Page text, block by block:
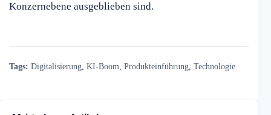
Konzernebene ausgeblieben sind.
Tags: Digitalisierung KI-Boom Produkteinführung Technologie